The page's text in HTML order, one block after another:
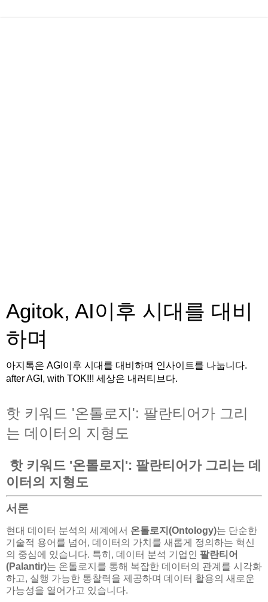
Agitok, AI이후 시대를 대비
하며
아지톡은 AGI이후 시대를 대비하며 인사이트를 나눕니다.
after AGI, with TOK!!! 세상은 내러티브다.
핫 키워드 '온톨로지': 팔란티어가 그리
는 데이터의 지형도
핫 키워드 '온톨로지': 팔란티어가 그리는 데
이터의 지형도
서론
현대 데이터 분석의 세계에서 온톨로지(Ontology)는 단순한
기술적 용어를 넘어, 데이터의 가치를 새롭게 정의하는 혁신
의 중심에 있습니다. 특히, 데이터 분석 기업인 팔란티어
(Palantir)는 온톨로지를 통해 복잡한 데이터의 관계를 시각화
하고, 실행 가능한 통찰력을 제공하며 데이터 활용의 새로운
가능성을 열어가고 있습니다.